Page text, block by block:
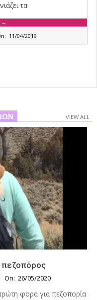
τα
→
11/04/2019
VIEW ALL
πεζοπόρος
On: 26/05/2020
φορά για πεζοπορία